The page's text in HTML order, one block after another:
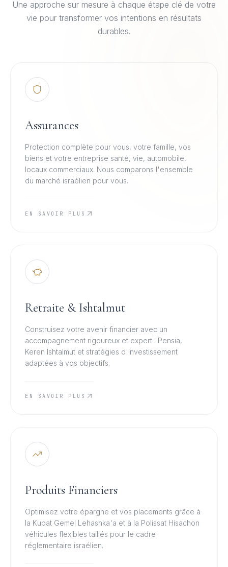
Une approche sur mesure à chaque étape clé de votre
vie pour transformer vos intentions en résultats
durables.
Assurances
Protection complète pour vous, votre famille, vos
biens et votre entreprise santé, vie, automobile,
locaux commerciaux. Nous comparons l'ensemble
du marché israélien pour vous.
EN SAVOIR PLUS
Retraite & Ishtalmut
Construisez votre avenir financier avec un
accompagnement rigoureux et expert : Pensia,
Keren Ishtalmut et stratégies d'investissement
adaptées à vos objectifs.
EN SAVOIR PLUS
Produits Financiers
Optimisez votre épargne et vos placements grâce à
la Kupat Gemel Lehashka'a et à la Polissat Hisachon
véhicules flexibles taillés pour le cadre
réglementaire israélien.